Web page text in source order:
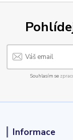
Souhlasím se
Informace